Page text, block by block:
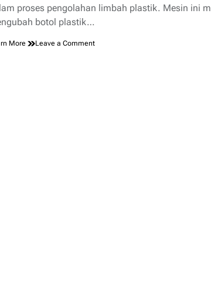
proses pengolahan limbah plastik. Mesin ini
botol plastik…
More Leave a Commenton